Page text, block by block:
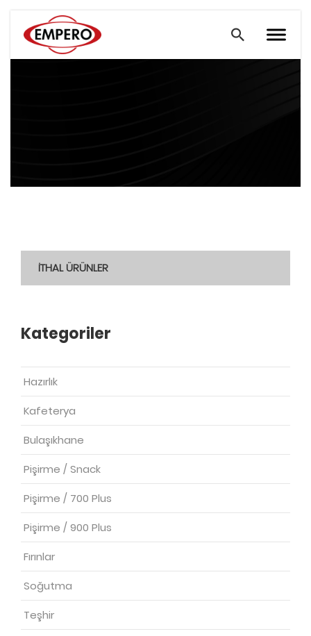
İTHAL ÜRÜNLER
Kategoriler
Hazırlık
Kafeterya
Bulaşıkhane
Pişirme / Snack
Pişirme / 700 Plus
Pişirme / 900 Plus
Fırınlar
Soğutma
Teşhir